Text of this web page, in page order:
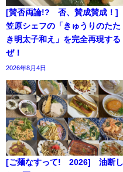
[賛否両論!? 否、賛成賛成！]
笠原シェフの「きゅうりのたた
き明太子和え」を完全再現する
ぜ！
2026年8月4日
[ご麺なすって! 2026] 油断し